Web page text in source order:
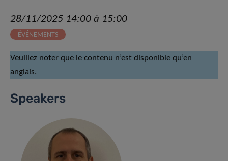
28/11/2025 14:00 à 15:00
ÉVÉNEMENTS
Veuillez noter que le contenu n’est disponible qu’en
anglais.
Speakers